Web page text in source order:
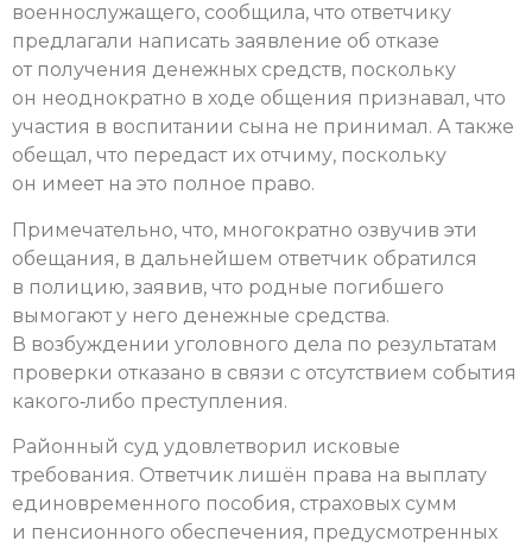
военнослужащего, сообщила, что ответчику
предлагали написать заявление об отказе
от получения денежных средств, поскольку
он неоднократно в ходе общения признавал, что
участия в воспитании сына не принимал. А также
обещал, что передаст их отчиму, поскольку
он имеет на это полное право.
Примечательно, что, многократно озвучив эти
обещания, в дальнейшем ответчик обратился
в полицию, заявив, что родные погибшего
вымогают у него денежные средства.
В возбуждении уголовного дела по результатам
проверки отказано в связи с отсутствием события
какого‑либо преступления.
Районный суд удовлетворил исковые
требования. Ответчик лишён права на выплату
единовременного пособия, страховых сумм
и пенсионного обеспечения, предусмотренных